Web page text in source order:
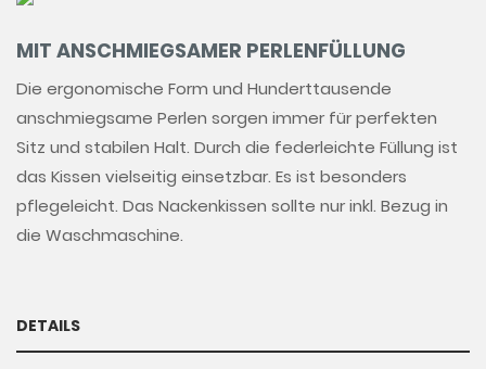
MIT ANSCHMIEGSAMER PERLENFÜLLUNG
Die ergonomische Form und Hunderttausende
anschmiegsame Perlen sorgen immer für perfekten
Sitz und stabilen Halt. Durch die federleichte Füllung ist
das Kissen vielseitig einsetzbar. Es ist besonders
pflegeleicht. Das Nackenkissen sollte nur inkl. Bezug in
die Waschmaschine.
DETAILS